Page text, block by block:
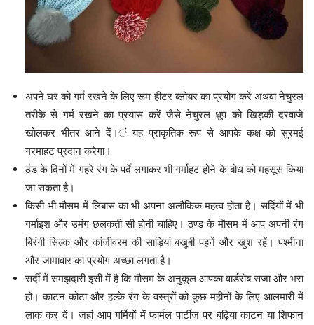
अपने घर को गर्म रखने के लिए रूम हीटर ब्लोयर का प्रयोग करें अथवा नेचुरल
तरीके से गर्म रखने का प्रयास करें जैसे नेचुरल धूप को खिड़की दरवाजे
खोलकर भीतर आने दें।ं यह प्राकृतिक रूप से आपके कक्ष को सुरमई
गरमाहट प्रदान करेगा।
ठंड के दिनों में गहरे रंग के पर्दे लगाकर भी गर्माहट होने के बोध को महसूस किया
जा सकता है।
किसी भी मौसम में लिबास का भी अपना अलौकिक महत्व होता है। सर्दियों में भी
गर्माइश और उमंग छलकती सी होनी चाहिए। ठण्ड के मौसम में आप अपनी रंग
बिरंगी सिल्क और कांजीवरम की साड़ियां बखूबी पहनें और खुश रहें। पश्मीना
और जामावार का प्रयोग अच्छा लगता है।
सर्दी में समझदारी इसी में है कि मौसम के अनुकूल आपका वार्डरोब सजा और भरा
हो। काटन कोटा और हल्के रंग के वस्त्रों को कुछ महीनों के लिए आलमारी में
लाक कर दें। जहां आप गर्मियों में फार्मल पार्टीज पर बढ़िया काटन या शिफान